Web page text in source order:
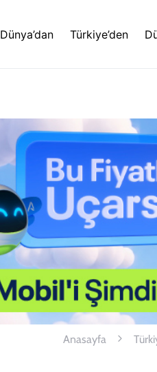
Dünya’dan Türkiye’den
Anasayfa